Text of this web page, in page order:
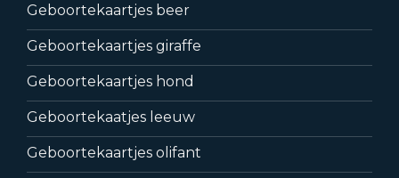
Geboortekaartjes beer
Geboortekaartjes giraffe
Geboortekaartjes hond
Geboortekaatjes leeuw
Geboortekaartjes olifant